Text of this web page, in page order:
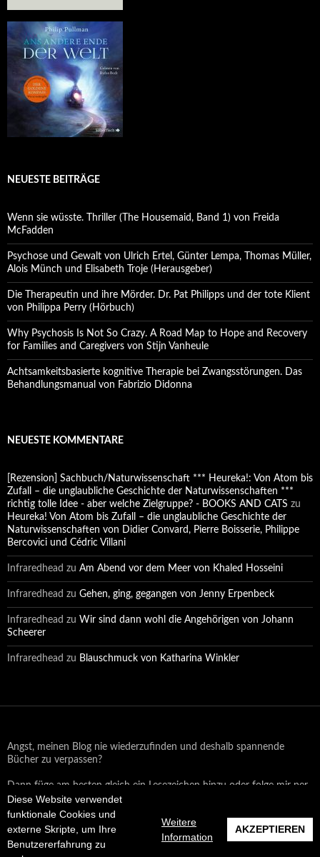
Diese Website verwendet
funktionale Cookies und
externe Skripte, um Ihre
Benutzererfahrung zu
Weitere
Information
AKZEPTIEREN
NEUESTE BEITRÄGE
Wenn sie wüsste. Thriller (The Housemaid, Band 1) von Freida
McFadden
Psychose und Gewalt von Ulrich Ertel, Günter Lempa, Thomas Müller,
Alois Münch und Elisabeth Troje (Herausgeber)
Die Therapeutin und ihre Mörder. Dr. Pat Philipps und der tote Klient
von Philippa Perry (Hörbuch)
Why Psychosis Is Not So Crazy. A Road Map to Hope and Recovery
for Families and Caregivers von Stijn Vanheule
Achtsamkeitsbasierte kognitive Therapie bei Zwangsstörungen. Das
Behandlungsmanual von Fabrizio Didonna
NEUESTE KOMMENTARE
[Rezension] Sachbuch/Naturwissenschaft *** Heureka!: Von Atom bis
Zufall – die unglaubliche Geschichte der Naturwissenschaften ***
richtig tolle Idee - aber welche Zielgruppe? - BOOKS AND CATS zu
Heureka! Von Atom bis Zufall – die unglaubliche Geschichte der
Naturwissenschaften von Didier Convard, Pierre Boisserie, Philippe
Bercovici und Cédric Villani
Infraredhead zu Am Abend vor dem Meer von Khaled Hosseini
Infraredhead zu Gehen, ging, gegangen von Jenny Erpenbeck
Infraredhead zu Wir sind dann wohl die Angehörigen von Johann
Scheerer
Infraredhead zu Blauschmuck von Katharina Winkler
Angst, meinen Blog nie wiederzufinden und deshalb spannende
Bücher zu verpassen?
Dann füge am besten gleich ein Lesezeichen hinzu oder folge mir per
Email oder auf Facebook!